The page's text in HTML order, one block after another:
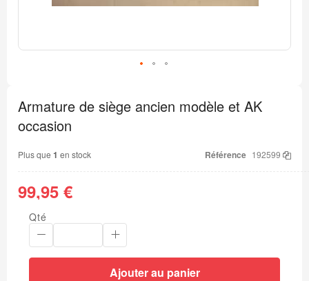
début
de
la
d’images
Armature de siège ancien modèle et AK
occasion
Plus que 1 en stock Référence 192599
99,95 €
Qté
Ajouter au panier